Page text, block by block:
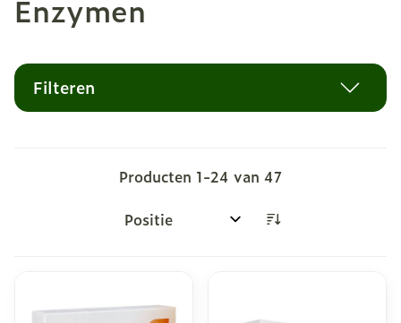
Enzymen
Filteren
Producten 1-24 van 47
Sorteer op: